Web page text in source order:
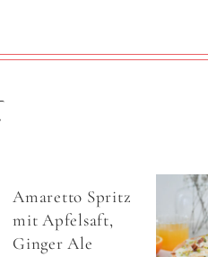
Amaretto Spritz
mit Apfelsaft,
Ginger Ale